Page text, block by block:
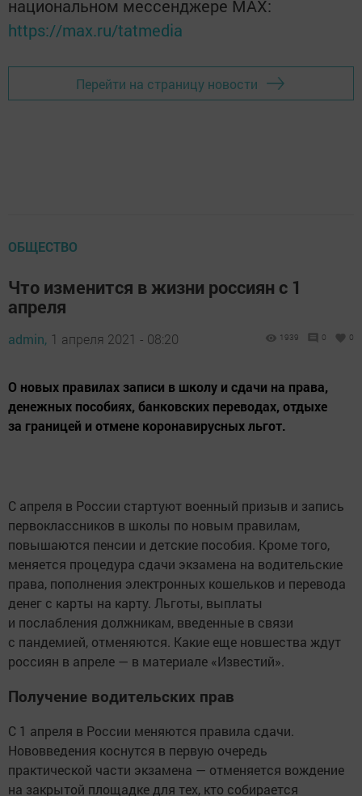
национальном мессенджере MАХ:
https://max.ru/tatmedia
Перейти на страницу новости
ОБЩЕСТВО
Что изменится в жизни россиян с 1
апреля
admin, 1 апреля 2021 - 08:20 1939 0 0
О новых правилах записи в школу и сдачи на права,
денежных пособиях, банковских переводах, отдыхе
за границей и отмене коронавирусных льгот.
С апреля в России стартуют военный призыв и запись
первоклассников в школы по новым правилам,
повышаются пенсии и детские пособия. Кроме того,
меняется процедура сдачи экзамена на водительские
права, пополнения электронных кошельков и перевода
денег с карты на карту. Льготы, выплаты
и послабления должникам, введенные в связи
с пандемией, отменяются. Какие еще новшества ждут
россиян в апреле — в материале «Известий».
Получение водительских прав
С 1 апреля в России меняются правила сдачи.
Нововведения коснутся в первую очередь
практической части экзамена — отменяется вождение
на закрытой площадке для тех, кто собирается